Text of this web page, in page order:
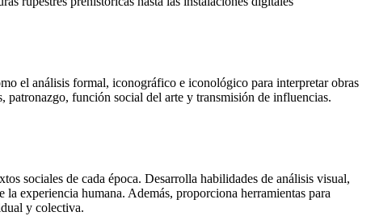
el análisis formal, iconográfico e iconológico para interpretar obras
patronazgo, función social del arte y transmisión de influencias.
sociales de cada época. Desarrolla habilidades de análisis visual,
experiencia humana. Además, proporciona herramientas para
y colectiva.